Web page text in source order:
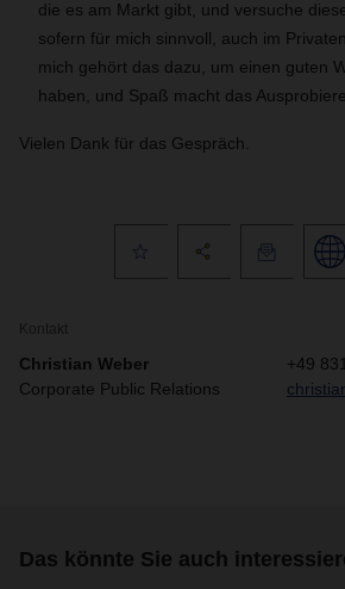
die es am Markt gibt, und versuche
sofern für mich sinnvoll, auch im
mich gehört das dazu, um einen guten
haben, und Spaß macht das
Vielen Dank für das Gespräch.
Kontakt
Christian Weber
Corporate Public Relations
+49
Das könnte Sie auch